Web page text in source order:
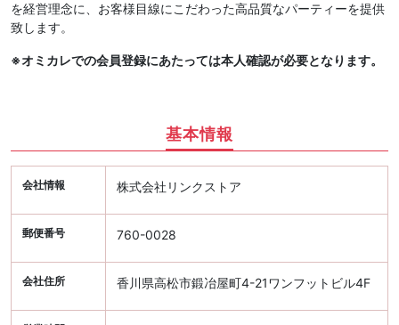
を経営理念に、お客様目線にこだわった高品質なパーティーを提供
致します。
※オミカレでの会員登録にあたっては本人確認が必要となります。
基本情報
会社情報 株式会社リンクストア
郵便番号 760-0028
会社住所 香川県高松市鍛冶屋町4-21ワンフットビル4F